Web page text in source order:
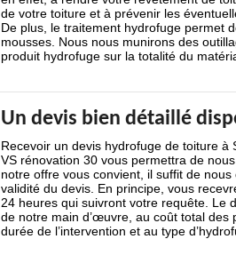
de votre toiture et à prévenir les
De plus, le traitement hydrofuge permet
mousses. Nous nous munirons des
produit hydrofuge sur la totalité du
Un devis bien détaillé
Recevoir un devis hydrofuge de toiture
VS rénovation 30 vous permettra de
notre offre vous convient, il suffit de
validité du devis. En principe, vous
24 heures qui suivront votre requête. Le
de notre main d’œuvre, au coût total des
durée de l’intervention et au type